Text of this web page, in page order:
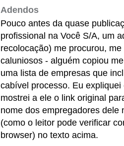
Adendos
Pouco antes da quase
profissional na Você S/A, um
recolocação) me procurou,
caluniosos - alguém copiou
uma lista de empresas que
cabível processo. Eu
mostrei a ele o link original
nome dos empregadores dele
(como o leitor pode verificar
browser) no texto acima.